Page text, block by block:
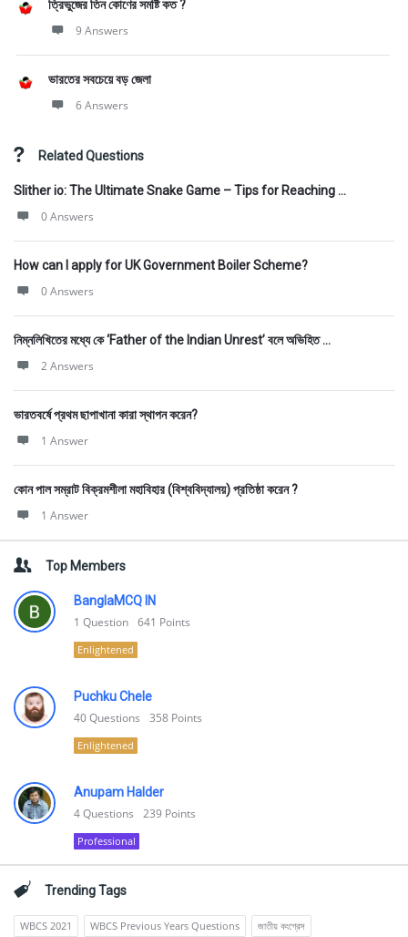
ত্রিভুজের তিন কোণের সমষ্টি কত ?
9 Answers
ভারতের সবচেয়ে বড় জেলা
6 Answers
Related Questions
Slither io: The Ultimate Snake Game – Tips for Reaching ...
0 Answers
How can I apply for UK Government Boiler Scheme?
0 Answers
নিম্নলিখিতের মধ্যে কে ‘Father of the Indian Unrest’ বলে অভিহিত ...
2 Answers
ভারতবর্ষে প্রথম ছাপাখানা কারা স্থাপন করেন?
1 Answer
কোন পাল সম্রাট বিক্রমশীলা মহাবিহার (বিশ্ববিদ্যালয়) প্রতিষ্ঠা করেন ?
1 Answer
Top Members
BanglaMCQ IN
1 Question 641 Points
Enlightened
Puchku Chele
40Questions 358 Points
Enlightened
Anupam Halder
4Questions 239 Points
Professional
Trending Tags
WBCS 2021 WBCS Previous Years Questions
জাতীয় কংগ্রেস